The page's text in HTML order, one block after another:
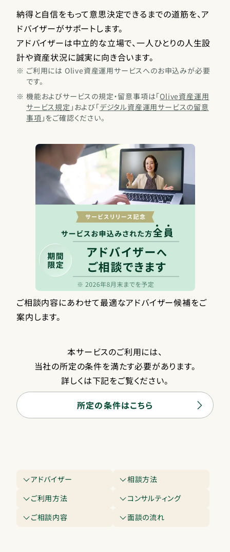
納得と自信をもって意思決定できるまでの道筋を、ア
ドバイザーがサポートします。
アドバイザーは中立的な立場で、一人ひとりの人生設
計や資産状況に誠実に向き合います。
※ ご利用には Olive資産運用サービスへのお申込みが必要
です。
※ 機能およびサービスの規定・留意事項は「Olive資産運用
サービス規定 」および「デジタル資産運用サービスの留意
事項 」をご確認ください。
ご相談内容にあわせて最適なアドバイザー候補をご
案内します。
本サービスのご利用には、
当社の所定の条件を満たす必要があります。
詳しくは下記をご覧ください。
所定の条件はこちら
アドバイザー
相談方法
ご利用方法
コンサルティング
ご相談内容
面談の流れ